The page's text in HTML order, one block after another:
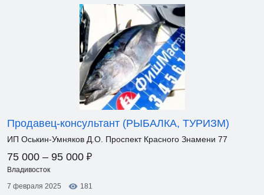
Продавец-консультант (РЫБАЛКА, ТУРИЗМ)
ИП Оськин-Умняков Д.О. Проспект Красного Знамени 77
75 000 – 95 000 ₽
Владивосток
7 февраля 2025
181